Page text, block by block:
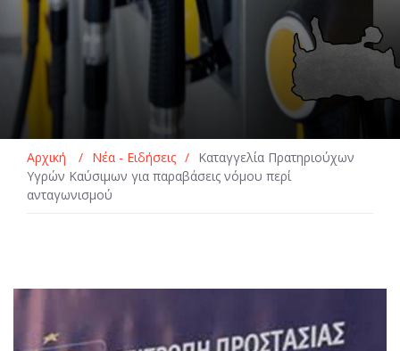
Αρχική / Νέα - Ειδήσεις / Καταγγελία Πρατηριούχων
Υγρών Καύσιμων για παραβάσεις νόμου περί
ανταγωνισμού